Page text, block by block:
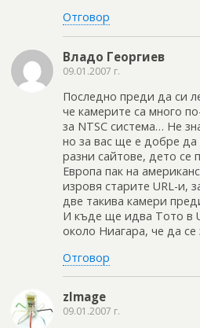
Отговор
Владо Георгиев
09.01.2007 г.
Последно преди да си
че камерите са много
за NTSC система… Не
но за вас ще е добре да
разни сайтове, дето се
Европа пак на
изровя старите URL-и,
две такива камери
И къде ще идва Тото в
около Ниагара, че да
Отговор
zImage
09.01.2007 г.